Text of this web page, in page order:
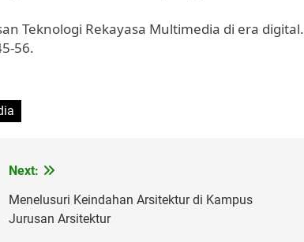
Teknologi Rekayasa Multimedia di era digital.
56.
Next:
Menelusuri Keindahan Arsitektur di Kampus
Jurusan Arsitektur